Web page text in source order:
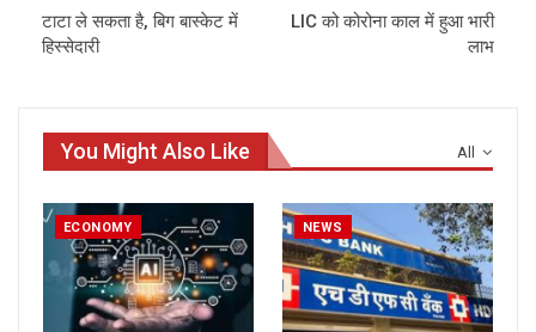
टाटा ले सकता है, बिग बास्‍केट में
हिस्‍सेदारी
LIC को कोरोना काल में हुआ भारी
लाभ
All
You Might Also Like
ECONOMY NEWS